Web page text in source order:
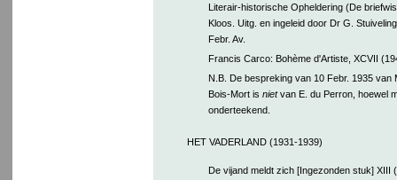
Literair-historische Opheldering (De
Kloos. Uitg. en ingeleid door Dr G.
Febr. Av.
Francis Carco: Bohème d'Artiste, XCVII
N.B. De bespreking van 10 Febr. 1935 van
Bois-Mort is nietvan E. du Perron, hoewel
onderteekend.
HET VADERLAND (1931-1939)
De vijand meldt zich [Ingezonden stuk] XIII